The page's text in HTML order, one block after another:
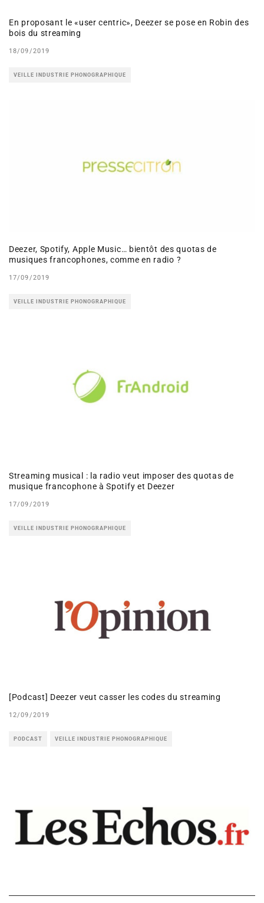
En proposant le «user centric», Deezer se pose en Robin des
bois du streaming
18/09/2019
VEILLE INDUSTRIE PHONOGRAPHIQUE
Deezer, Spotify, Apple Music… bientôt des quotas de
musiques francophones, comme en radio ?
17/09/2019
VEILLE INDUSTRIE PHONOGRAPHIQUE
Streaming musical : la radio veut imposer des quotas de
musique francophone à Spotify et Deezer
17/09/2019
VEILLE INDUSTRIE PHONOGRAPHIQUE
[Podcast] Deezer veut casser les codes du streaming
12/09/2019
PODCAST VEILLE INDUSTRIE PHONOGRAPHIQUE